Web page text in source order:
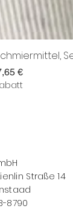
Preis
€
Straße 14
8790